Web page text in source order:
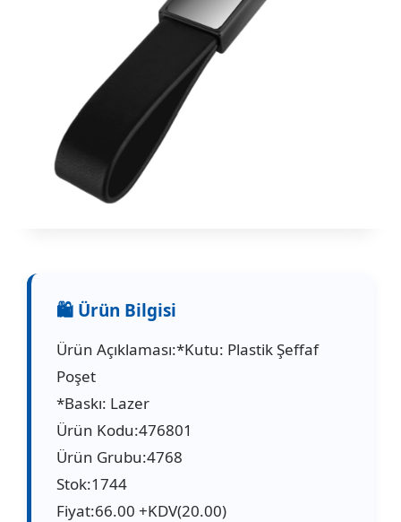
Ürün Açıklaması:*Kutu: Plastik Şeffaf
Poşet
*Baskı: Lazer
Ürün Kodu:476801
Ürün Grubu:4768
Stok:1744
Fiyat:66.00 +KDV(20.00)